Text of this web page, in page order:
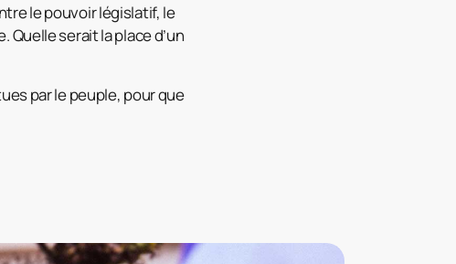
le pouvoir législatif, le
serait la place d’un
par le peuple, pour que